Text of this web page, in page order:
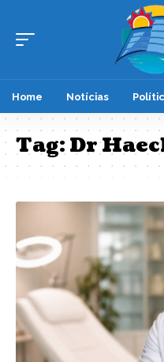
Home Notícias
Tag:Dr